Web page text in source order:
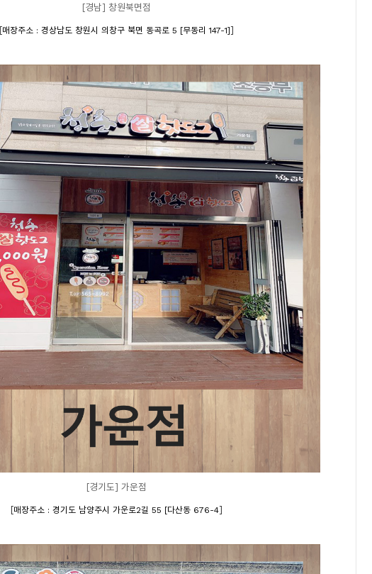
[경남] 창원북면점
[매장주소 : 경상남도 창원시 의창구 북면 동곡로 5 [무동리 147-1] ]
[경기도] 가운점
[매장주소 : 경기도 남양주시 가운로2길 55 [다산동 676-4]